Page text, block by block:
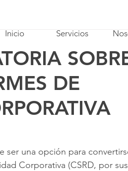
Inicio Servicios
DE
ser una opción para
Corporativa (CSRD, por